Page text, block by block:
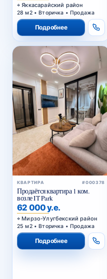
Яккасарайский район
28 м2 • Вторичка • Продажа
Подробнее
КВАРТИРА #000378
Продаётся квартира 1 ком.
возле IT Park
62 000 у.е.
Мирзо-Улугбекский район
25 м2 • Вторичка • Продажа
Подробнее